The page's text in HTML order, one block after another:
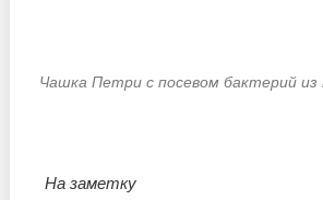
Чашка Петри с посевом бактерий из
На заметку